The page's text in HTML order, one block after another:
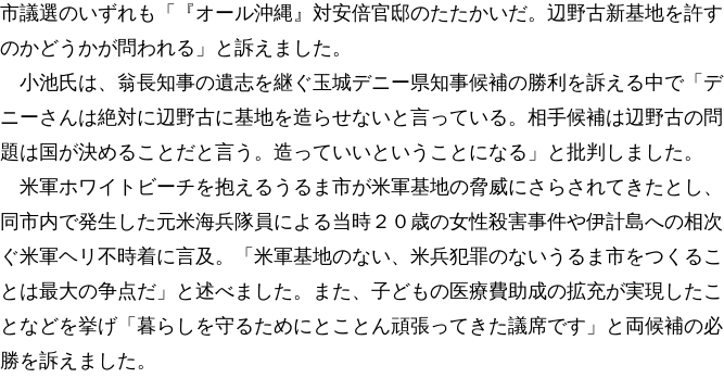
市議選のいずれも「『オール沖縄』対安倍官邸のたたかいだ。辺野古新基地を許す
のかどうかが問われる」と訴えました。
小池氏は、翁長知事の遺志を継ぐ玉城デニー県知事候補の勝利を訴える中で「デ
ニーさんは絶対に辺野古に基地を造らせないと言っている。相手候補は辺野古の問
題は国が決めることだと言う。造っていいということになる」と批判しました。
米軍ホワイトビーチを抱えるうるま市が米軍基地の脅威にさらされてきたとし、
同市内で発生した元米海兵隊員による当時２０歳の女性殺害事件や伊計島への相次
ぐ米軍ヘリ不時着に言及。「米軍基地のない、米兵犯罪のないうるま市をつくるこ
とは最大の争点だ」と述べました。また、子どもの医療費助成の拡充が実現したこ
となどを挙げ「暮らしを守るためにとことん頑張ってきた議席です」と両候補の必
勝を訴えました。